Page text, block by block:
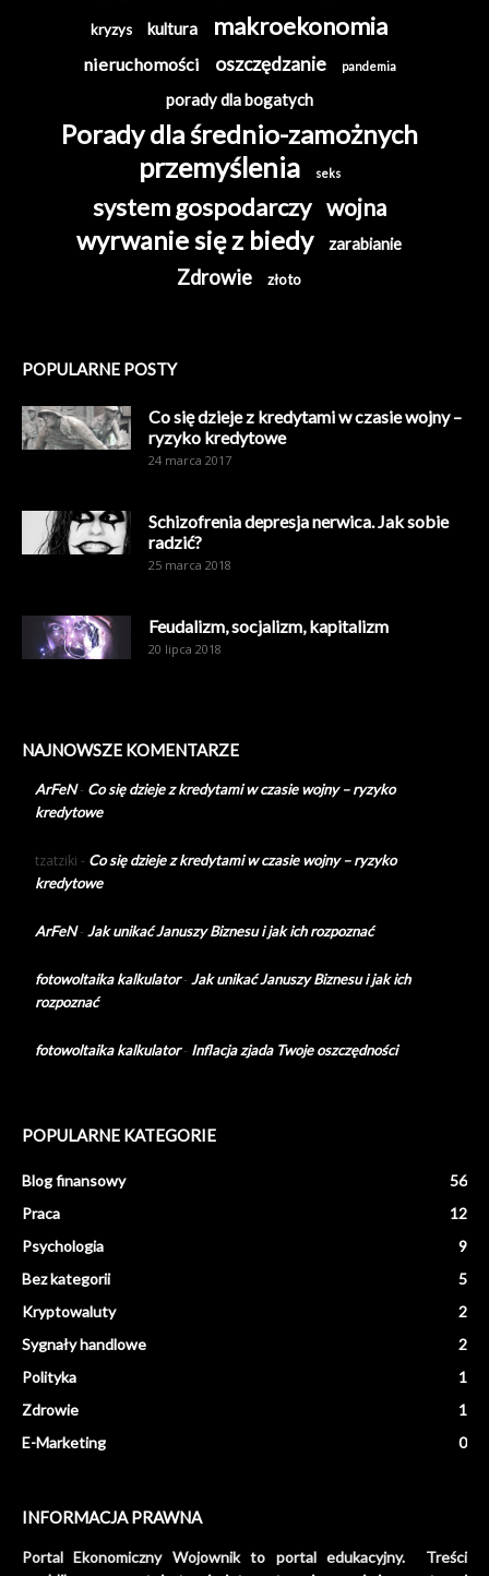
kryzys kultura makroekonomia
nieruchomości oszczędzanie pandemia
porady dla bogatych
Porady dla średnio-zamożnych
przemyślenia seks
system gospodarczy wojna
wyrwanie się z biedy zarabianie
Zdrowie złoto
POPULARNE POSTY
Co się dzieje z kredytami w czasie wojny –
ryzyko kredytowe
24 marca 2017
Schizofrenia depresja nerwica. Jak sobie
radzić?
25 marca 2018
Feudalizm, socjalizm, kapitalizm
20 lipca 2018
NAJNOWSZE KOMENTARZE
ArFeN- Co się dzieje z kredytami w czasie wojny – ryzyko
kredytowe
tzatziki - Co się dzieje z kredytami w czasie wojny – ryzyko
kredytowe
ArFeN- Jak unikać Januszy Biznesu i jak ich rozpoznać
fotowoltaika kalkulator- Jak unikać Januszy Biznesu i jak ich
rozpoznać
fotowoltaika kalkulator- Inflacja zjada Twoje oszczędności
POPULARNE KATEGORIE
Blog finansowy
56
Praca
12
Psychologia
9
Bez kategorii
5
Kryptowaluty
2
Sygnały handlowe
2
Polityka
1
Zdrowie
1
E-Marketing
0
INFORMACJA PRAWNA
Portal Ekonomiczny Wojownik to portal edukacyjny. Treści